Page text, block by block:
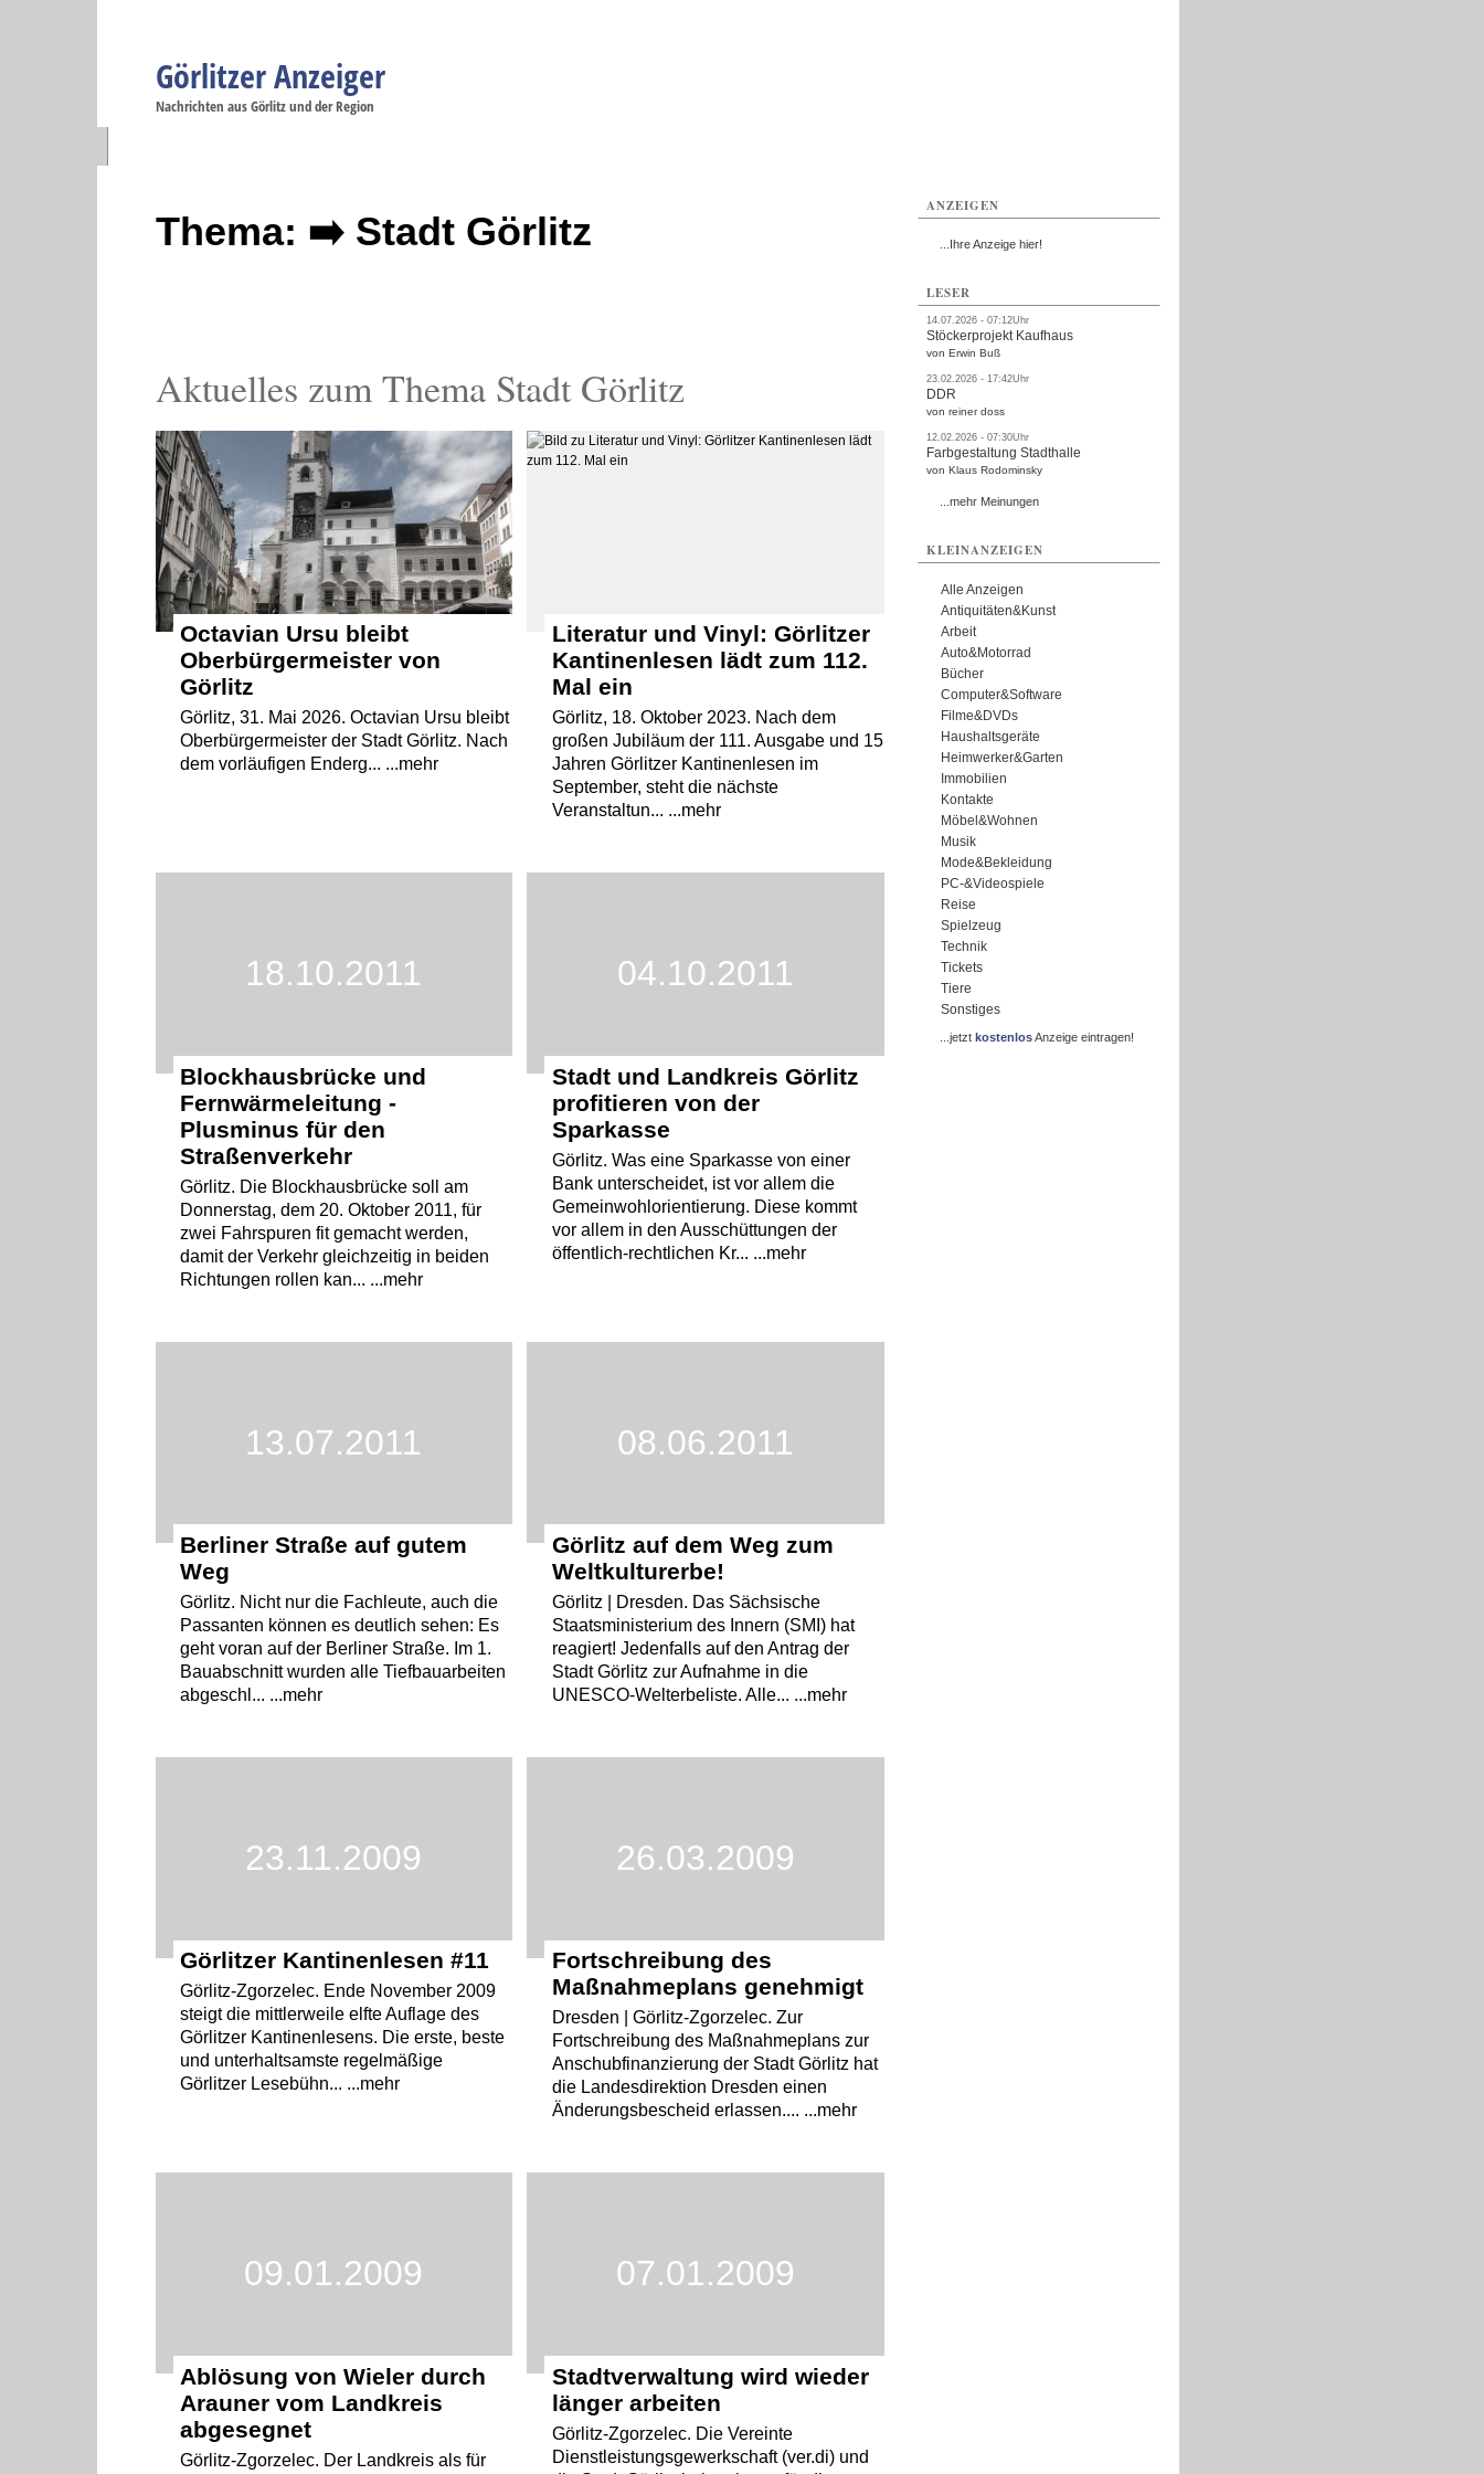
Görlitzer Anzeiger
Nachrichten aus Görlitz und der Region
Thema: ➡️ Stadt Görlitz
Aktuelles zum Thema Stadt Görlitz
Octavian Ursu bleibt
Oberbürgermeister von
Görlitz
Görlitz, 31. Mai 2026. Octavian Ursu bleibt
Oberbürgermeister der Stadt Görlitz. Nach
dem vorläufigen Enderg... ...mehr
Literatur und Vinyl: Görlitzer
Kantinenlesen lädt zum 112.
Mal ein
Görlitz, 18. Oktober 2023. Nach dem
großen Jubiläum der 111. Ausgabe und 15
Jahren Görlitzer Kantinenlesen im
September, steht die nächste
Veranstaltun... ...mehr
18.10.2011
Blockhausbrücke und
Fernwärmeleitung -
Plusminus für den
Straßenverkehr
Görlitz. Die Blockhausbrücke soll am
Donnerstag, dem 20. Oktober 2011, für
zwei Fahrspuren fit gemacht werden,
damit der Verkehr gleichzeitig in beiden
Richtungen rollen kan... ...mehr
04.10.2011
Stadt und Landkreis Görlitz
profitieren von der
Sparkasse
Görlitz. Was eine Sparkasse von einer
Bank unterscheidet, ist vor allem die
Gemeinwohlorientierung. Diese kommt
vor allem in den Ausschüttungen der
öffentlich-rechtlichen Kr... ...mehr
13.07.2011
Berliner Straße auf gutem
Weg
Görlitz. Nicht nur die Fachleute, auch die
Passanten können es deutlich sehen: Es
geht voran auf der Berliner Straße. Im 1.
Bauabschnitt wurden alle Tiefbauarbeiten
abgeschl... ...mehr
08.06.2011
Görlitz auf dem Weg zum
Weltkulturerbe!
Görlitz | Dresden. Das Sächsische
Staatsministerium des Innern (SMI) hat
reagiert! Jedenfalls auf den Antrag der
Stadt Görlitz zur Aufnahme in die
UNESCO-Welterbeliste. Alle... ...mehr
23.11.2009
Görlitzer Kantinenlesen #11
Görlitz-Zgorzelec. Ende November 2009
steigt die mittlerweile elfte Auflage des
Görlitzer Kantinenlesens. Die erste, beste
und unterhaltsamste regelmäßige
Görlitzer Lesebühn... ...mehr
26.03.2009
Fortschreibung des
Maßnahmeplans genehmigt
Dresden | Görlitz-Zgorzelec. Zur
Fortschreibung des Maßnahmeplans zur
Anschubfinanzierung der Stadt Görlitz hat
die Landesdirektion Dresden einen
Änderungsbescheid erlassen.... ...mehr
09.01.2009
Ablösung von Wieler durch
Arauner vom Landkreis
abgesegnet
Görlitz-Zgorzelec. Der Landkreis als für
07.01.2009
Stadtverwaltung wird wieder
länger arbeiten
Görlitz-Zgorzelec. Die Vereinte
Dienstleistungsgewerkschaft (ver.di) und
ANZEIGEN
...Ihre Anzeige hier!
LESER
14.07.2026 - 07:12Uhr
Stöckerprojekt Kaufhaus
von Erwin Buß
23.02.2026 - 17:42Uhr
DDR
von reiner doss
12.02.2026 - 07:30Uhr
Farbgestaltung Stadthalle
von Klaus Rodominsky
...mehr Meinungen
KLEINANZEIGEN
Alle Anzeigen
Antiquitäten&Kunst
Arbeit
Auto&Motorrad
Bücher
Computer&Software
Filme&DVDs
Haushaltsgeräte
Heimwerker&Garten
Immobilien
Kontakte
Möbel&Wohnen
Musik
Mode&Bekleidung
PC-&Videospiele
Reise
Spielzeug
Technik
Tickets
Tiere
Sonstiges
...jetzt kostenlosAnzeige eintragen!